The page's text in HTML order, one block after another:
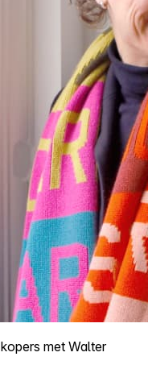
kopers met Walter